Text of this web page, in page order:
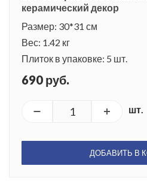
керамический декор
Размер: 30*31 см
Вес: 1.42 кг
Плиток в упаковке: 5 шт.
690 руб.
шт.
ДОБАВИТЬ В